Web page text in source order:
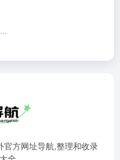
方网址导航,整理和收录